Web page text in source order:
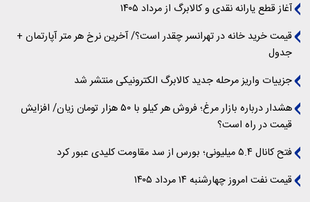
آغاز قطع یارانه نقدی و کالابرگ از مرداد ۱۴۰۵
قیمت خرید خانه در تهرانسر چقدر است؟/ آخرین نرخ هر متر آپارتمان +
جدول
جزییات واریز مرحله جدید کالابرگ الکترونیکی منتشر شد
هشدار درباره بازار مرغ؛ فروش هر کیلو با ۵۰ هزار تومان زیان/ افزایش
قیمت در راه است؟
فتح کانال ۵.۴ میلیونی؛ بورس از سد مقاومت کلیدی عبور کرد
قیمت نفت امروز چهارشنبه ۱۴ مرداد ۱۴۰۵